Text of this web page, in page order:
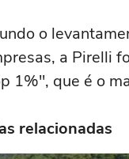
o
a Pirelli
1%", que é o
relacionadas